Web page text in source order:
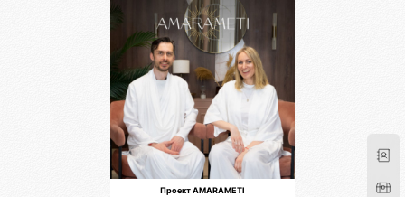
Проект AMARAMETI